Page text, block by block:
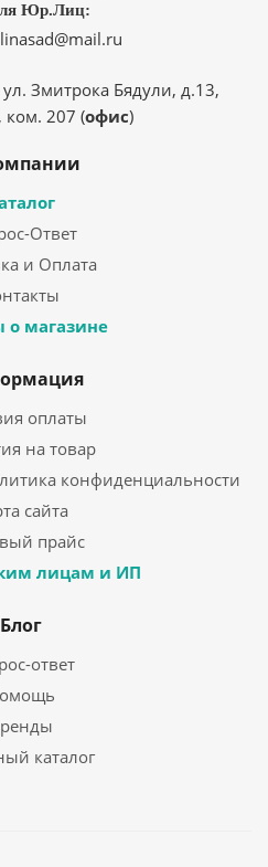
Юр.Лиц:
Змитрока Бядули, д.13,
ком. 207 (офис)
Ответ
и Оплата
магазине
оплаты
на товар
конфиденциальности
сайта
прайс
лицам и ИП
Блог
ответ
каталог